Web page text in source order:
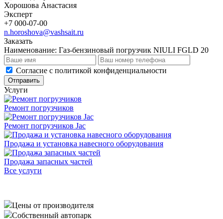
Хорошова Анастасия
Эксперт
+7 000-07-00
n.horoshova@vashsait.ru
Заказать
Наименование: Газ-бензиновый погрузчик NIULI FGLD 20
Cогласие с политикой конфиденциальности
Отправить
Услуги
Ремонт погрузчиков
Ремонт погрузчиков Jac
Продажа и установка навесного оборудования
Продажа запасных частей
Все услуги
Цены от производителя
Собственный автопарк